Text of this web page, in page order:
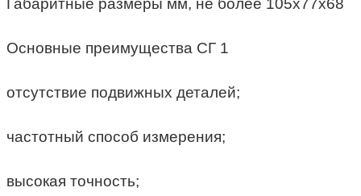
Габаритные размеры мм, не более 105х77х68
Основные преимущества СГ 1
отсутствие подвижных деталей;
частотный способ измерения;
высокая точность;